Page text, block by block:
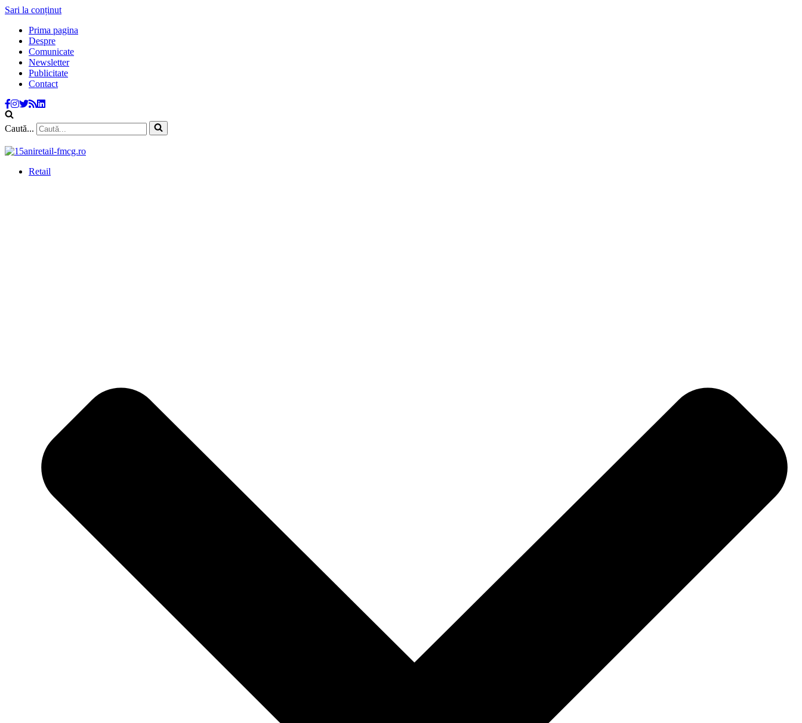
Sari la conținut
Prima pagina
Despre
Comunicate
Newsletter
Publicitate
Contact
Caută...
Retail